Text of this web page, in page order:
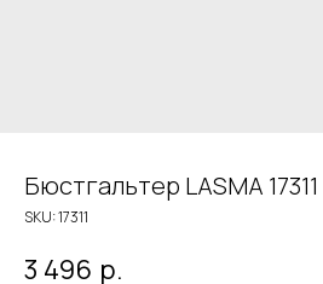
Бюстгальтер LASMA 17311
SKU:17311
3 496 р.